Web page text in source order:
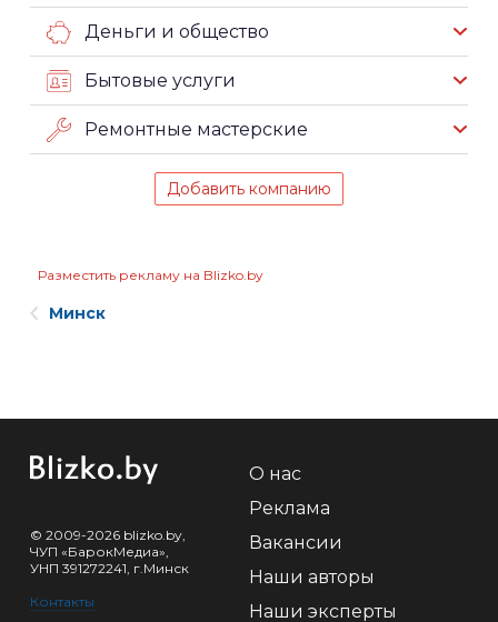
Деньги и общество
Бытовые услуги
Ремонтные мастерские
Добавить компанию
Разместить рекламу на Blizko.by
Минск
© 2009-2026 blizko.by,
ЧУП «БарокМедиа»,
УНП 391272241, г.Минск
Контакты
О нас
Реклама
Вакансии
Наши авторы
Наши эксперты